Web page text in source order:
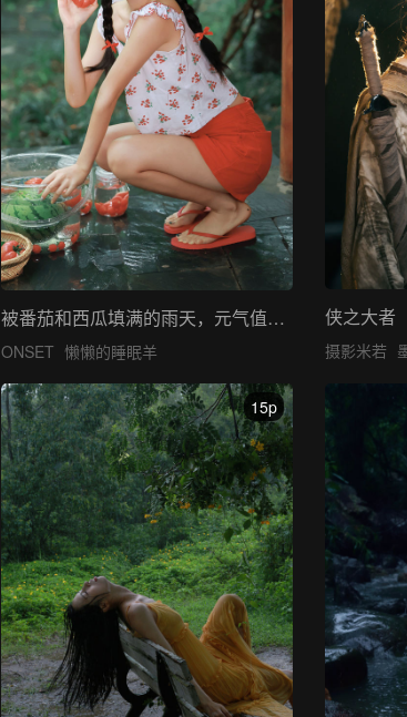
被番茄和西瓜填满的雨天，元气值拉满。
ONSET 懒懒的睡眠羊
侠之大者
摄影米若
15p